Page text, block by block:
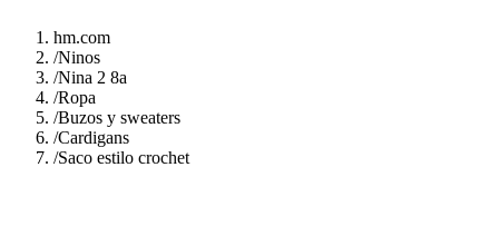
hm.com
/Ninos
/Nina 2 8a
/Ropa
/Buzos y sweaters
/Cardigans
/Saco estilo crochet